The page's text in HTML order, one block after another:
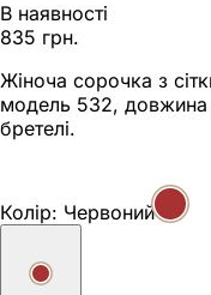
В наявності
835 грн.
Жіноча сорочка з
модель 532, довжина
бретелі.
Колір: Червоний